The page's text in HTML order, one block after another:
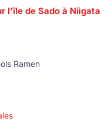
l’île de Sado à Niigata
Ramen